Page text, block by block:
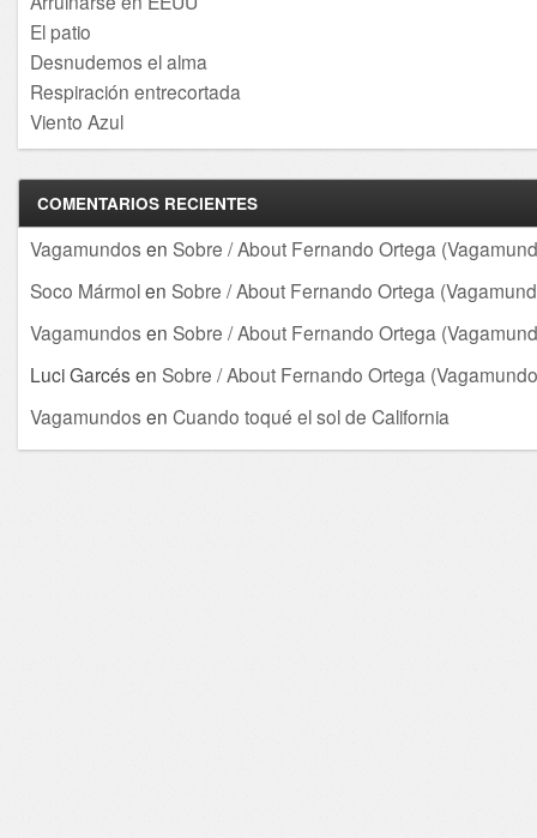
El patio
Desnudemos el alma
Respiración entrecortada
Viento Azul
COMENTARIOS RECIENTES
Vagamundos en Sobre / About Fernando Ortega
Soco Mármolen Sobre / About Fernando Ortega
Vagamundos en Sobre / About Fernando Ortega
Luci Garcés en Sobre / About Fernando Ortega
Vagamundos en Cuando toqué el sol de California